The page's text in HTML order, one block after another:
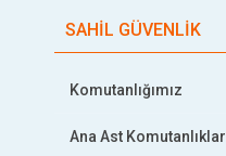
SAHİL GÜVENLİK
Komutanlığımız
Ana Ast Komutanlıklar